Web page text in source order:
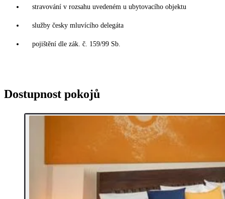
stravování v rozsahu uvedeném u ubytovacího objektu
služby česky mluvícího delegáta
pojištění dle zák. č. 159/99 Sb.
Dostupnost pokojů